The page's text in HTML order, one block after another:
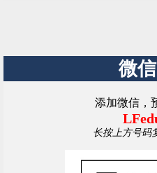
微
添加微信，
长按上方号码